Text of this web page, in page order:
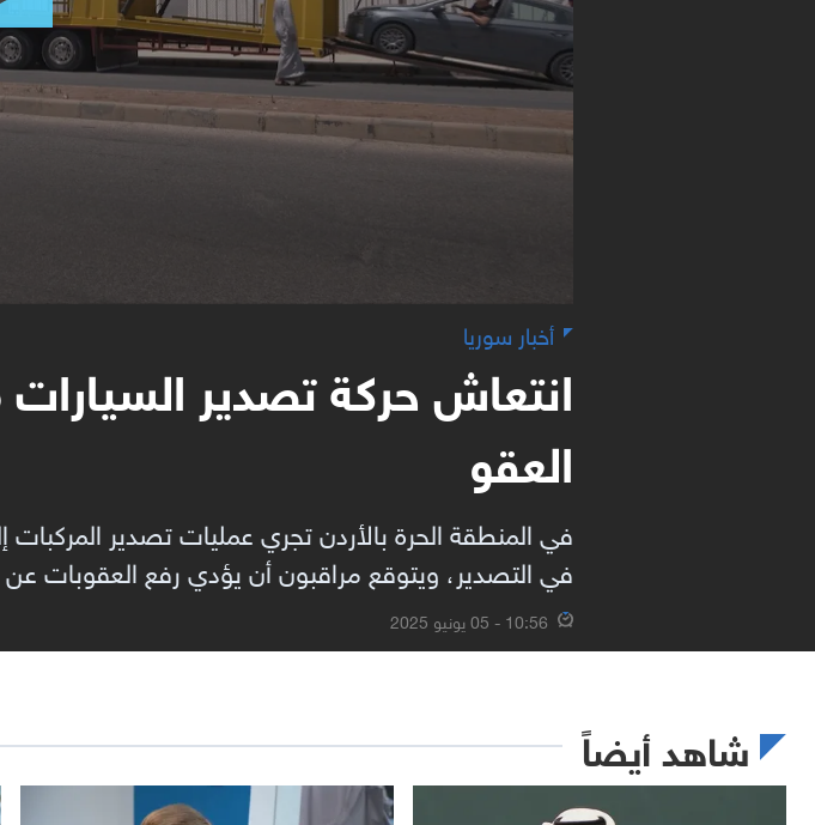
أخبار سوريا
انتعاش حركة تصدير
العقو
في المنطقة الحرة بالأردن تجري عمليات تصدير المركبات
في التصدير، ويتوقع مراقبون أن يؤدي رفع العقوبات عن
10:56 - 05 يونيو 2025
شاهد أيضاً